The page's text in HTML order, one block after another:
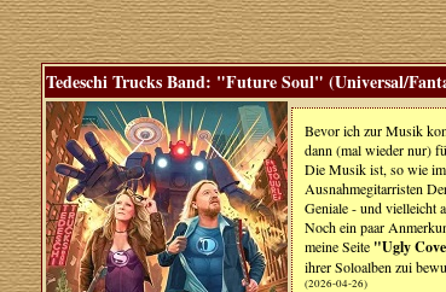
Tedeschi Trucks Band: "Future Soul" (Universal/
Bevor ich zur Musik
dann (mal wieder nur)
Die Musik ist, so wie
Ausnahmegitarristen
Geniale - und vielleicht
Noch ein paar
meine Seite "Ugly
ihrer Soloalben zui
(2026-04-26)